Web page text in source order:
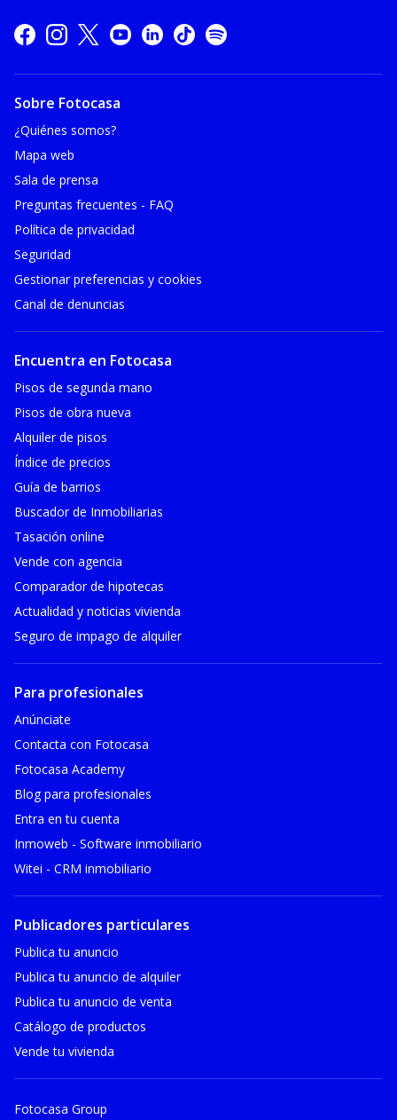
Sobre Fotocasa
¿Quiénes somos?
Mapa web
Sala de prensa
Preguntas frecuentes - FAQ
Política de privacidad
Seguridad
Gestionar preferencias y cookies
Canal de denuncias
Encuentra en Fotocasa
Pisos de segunda mano
Pisos de obra nueva
Alquiler de pisos
Índice de precios
Guía de barrios
Buscador de Inmobiliarias
Tasación online
Vende con agencia
Comparador de hipotecas
Actualidad y noticias vivienda
Seguro de impago de alquiler
Para profesionales
Anúnciate
Contacta con Fotocasa
Fotocasa Academy
Blog para profesionales
Entra en tu cuenta
Inmoweb - Software inmobiliario
Witei - CRM inmobiliario
Publicadores particulares
Publica tu anuncio
Publica tu anuncio de alquiler
Publica tu anuncio de venta
Catálogo de productos
Vende tu vivienda
Fotocasa Group